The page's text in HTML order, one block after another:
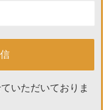
いただいておりま